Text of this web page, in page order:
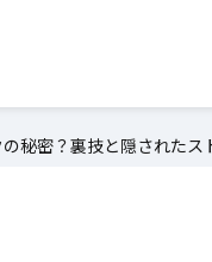
秘密？裏技と隠されたス